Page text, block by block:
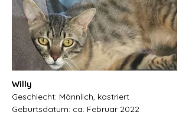
Willy
Geschlecht: Männlich, kastriert
Geburtsdatum: ca. Februar 2022